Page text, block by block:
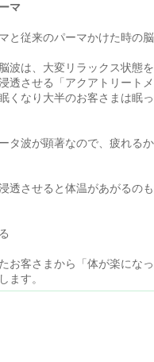
マ
と従来のパーマかけた時の
波は、大変リラックス状態
透させる「アクアトリート
くなり大半のお客さまは眠
タ波が顕著なので、疲れる
透させると体温があがるの
お客さまから「体が楽にな
ます。